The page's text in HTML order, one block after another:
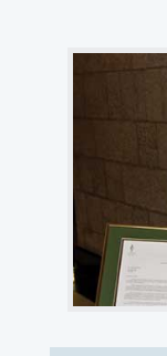
Memorial
Canadian
Legion)
Royal